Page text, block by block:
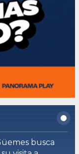
busca